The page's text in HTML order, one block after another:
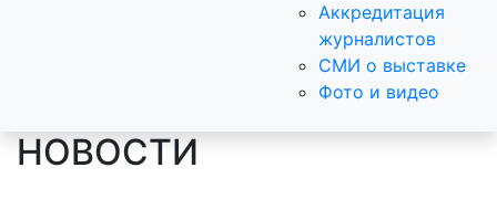
Аккредитация
журналистов
СМИ о выставке
Фото и видео
НОВОСТИ